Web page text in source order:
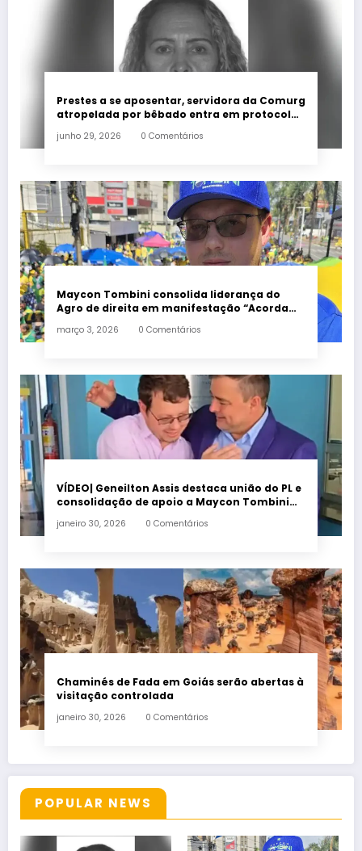
Prestes a se aposentar, servidora da Comurg
atropelada por bêbado entra em protocolo
junho 29, 2026 0 Comentários
Maycon Tombini consolida liderança do
Agro de direita em manifestação “Acorda
março 3, 2026 0 Comentários
VÍDEO| Geneilton Assis destaca união do PL e
consolidação de apoio a Maycon Tombini
janeiro 30, 2026 0 Comentários
Chaminés de Fada em Goiás serão abertas à
visitação controlada
janeiro 30, 2026 0 Comentários
POPULAR NEWS